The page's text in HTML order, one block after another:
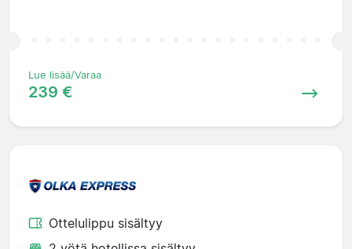
Lue lisää/Varaa
239 €
Ottelulippu sisältyy